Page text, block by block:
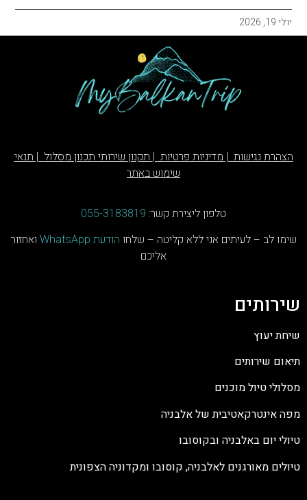
יולי 19, 2026
הצהרת נגישות|מדיניות פרטיות|תקנון שירותי תכנון מסלול|תנאי
שימוש באתר
טלפון ליצירת קשר: 055-3183819
שימו לב – לעיתים אני ללא קליטה – שלחו הודעת WhatsApp ואחזור
אליכם
שירותים
שיחת יעוץ
תיאום שירותים
מסלולי טיול מוכנים
מפה אינטרקאטיבית של אלבניה
טיולי יום באלבניה ובקוסובו
טיולים מאורגנים לאלבניה, קוסובו ומקדוניה הצפונית